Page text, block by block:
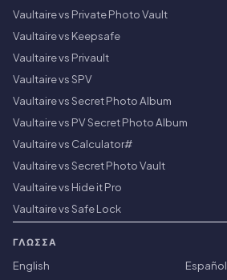
Vaultaire vs Private Photo Vault
Vaultaire vs Keepsafe
Vaultaire vs Privault
Vaultaire vs SPV
Vaultaire vs Secret Photo Album
Vaultaire vs PV Secret Photo Album
Vaultaire vs Calculator#
Vaultaire vs Secret Photo Vault
Vaultaire vs Hide it Pro
Vaultaire vs Safe Lock
ΓΛΏΣΣΑ
English
Español